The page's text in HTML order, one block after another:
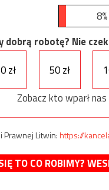
8%
dobrą robotę? Nie
zł
50 zł
Zobacz kto wparł
Prawnej Litwin:https://
TO CO ROBIMY?